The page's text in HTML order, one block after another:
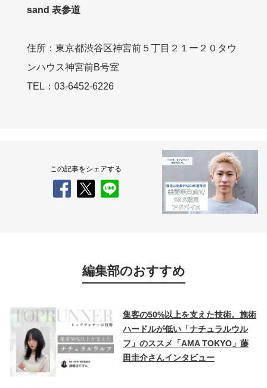
sand 表参道
住所：東京都渋谷区神宮前５丁目２１ー２０タウ
ンハウス神宮前B号室
TEL：03-6452-6226
この記事をシェアする
編集部のおすすめ
集客の50%以上を支えた技術。施術
ハードルが低い「ナチュラルウル
フ」のススメ「AMA TOKYO」藤
田圭介さんインタビュー